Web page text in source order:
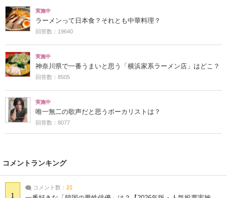
実施中
ラーメンって日本食？それとも中華料理？
回答数：19640
実施中
神奈川県で一番うまいと思う「横浜家系ラーメン店」はどこ？
回答数：8505
実施中
唯一無二の歌声だと思うボーカリストは？
回答数：8077
コメントランキング
1
コメント数： 21